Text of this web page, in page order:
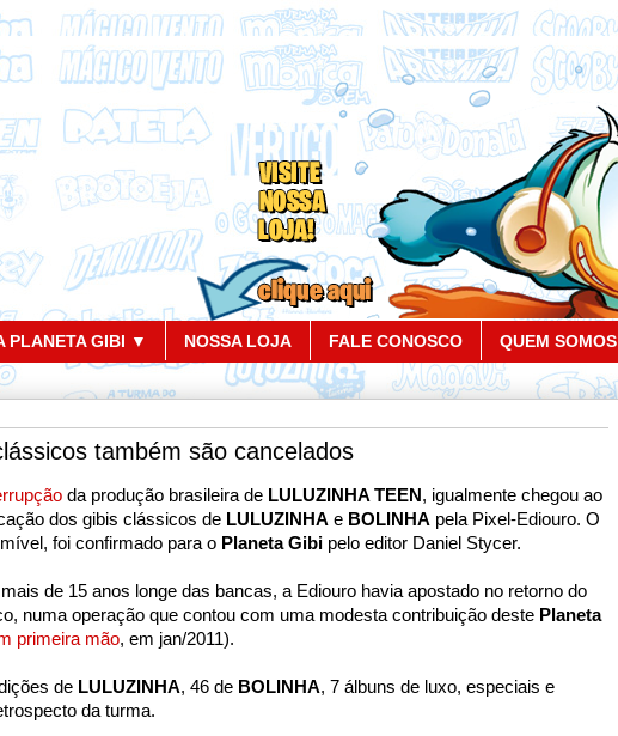
PLANETA GIBI ▼ NOSSA LOJA FALE CONOSCO QUEM SOMOS
também são cancelados
da produção brasileira de LULUZINHA TEEN , igualmente chegou ao
dos gibis clássicos de LULUZINHA e BOLINHA pela Pixel-Ediouro. O
foi confirmado para o Planeta Gibi pelo editor Daniel Stycer.
de 15 anos longe das bancas, a Ediouro havia apostado no retorno do
numa operação que contou com uma modesta contribuição deste Planeta
primeira mão, em jan/2011).
de LULUZINHA, 46 de BOLINHA, 7 álbuns de luxo, especiais e
da turma.